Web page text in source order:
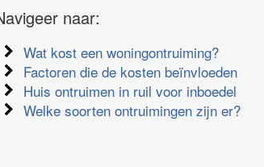
naar:
Wat kost een woningontruiming?
Factoren die de kosten beïnvloeden
Huis ontruimen in ruil voor inboedel
Welke soorten ontruimingen zijn er?